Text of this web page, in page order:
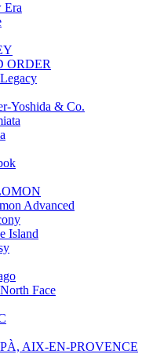
Era
ORDER
Yoshida & Co.
Advanced
Island
Face
AIX-EN-PROVENCE